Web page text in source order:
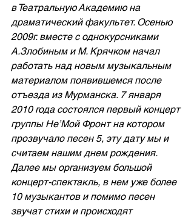
в Театральную Академию на
драматический факультет. Осенью
2009г. вместе с однокурсниками
А.Злобиным и М. Крячком начал
работать над новым музыкальным
материалом появившемся после
отъезда из Мурманска. 7 января
2010 года состоялся первый концерт
группы Не’Мой Фронт на котором
прозвучало песен 5, эту дату мы и
считаем нашим днем рождения.
Далее мы организуем большой
концерт-спектакль, в нем уже более
10 музыкантов и помимо песен
звучат стихи и происходят